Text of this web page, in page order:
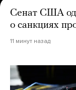
Сенат США
о санкциях
11 минут назад